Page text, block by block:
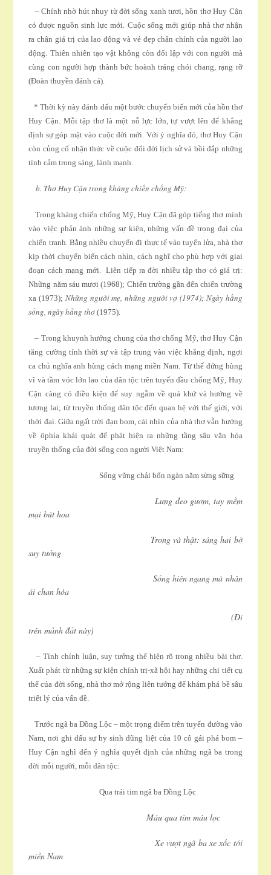
– Chính nhờ hút nhụy từ đời sống xanh tươi, hồn thơ Huy Cận
có được nguồn sinh lực mới. Cuộc sống mới giúp nhà thơ nhận
ra chân giá trị của lao động và vẻ đẹp chân chính của người lao
động. Thiên nhiên tạo vật không còn đối lập với con người mà
cùng con người hợp thành bức hoành tráng chói chang, rạng rỡ
(Ðoàn thuyền đánh cá).
* Thời kỳ này đánh dấu một bước chuyển biến mới của hồn thơ
Huy Cận. Mỗi tập thơ là một nỗ lực lớn, tự vượt lên để khẳng
định sự góp mặt vào cuộc đời mới. Với ý nghĩa đó, thơ Huy Cận
còn củng cố nhận thức về cuộc đổi đời lịch sử và bồi đắp những
tình cảm trong sáng, lành mạnh.
b. Thơ Huy Cận trong kháng chiến chống Mỹ:
Trong kháng chiến chống Mỹ, Huy Cận đã góp tiếng thơ mình
vào việc phản ánh những sự kiện, những vấn đề trọng đại của
chiến tranh. Bằng nhiều chuyến đi thực tế vào tuyến lửa, nhà thơ
kịp thời chuyển biến cách nhìn, cách nghĩ cho phù hợp với giai
đoạn cách mạng mới. Liên tiếp ra đời nhiều tập thơ có giá trị:
Những năm sáu mươi (1968); Chiến trường gần đến chiến trường
xa (1973); Những người mẹ, những người vợ (1974); Ngày hằng
sống, ngày hằng thơ (1975).
– Trong khuynh hướng chung của thơ chống Mỹ, thơ Huy Cận
tăng cường tính thời sự và tập trung vào việc khẳng định, ngợi
ca chủ nghĩa anh hùng cách mạng miền Nam. Từ thế đứng hùng
vĩ và tầm vóc lớn lao của dân tộc trên tuyến đầu chống Mỹ, Huy
Cận càng có điều kiện để suy ngẫm về quá khứ và hướng về
tương lai; từ truyền thống dân tộc đến quan hệ với thế giới, với
thời đại. Giữa ngất trời đạn bom, cái nhìn của nhà thơ vẫn hướng
về öphía khái quát để phát hiện ra những tầng sâu văn hóa
truyền thống của đời sống con người Việt Nam:
Sống vững chải bốn ngàn năm sừng sững
Lưng đeo gươm, tay mềm
mại bút hoa
Trong và thật: sáng hai bờ
suy tưởng
Sống hiên ngang mà nhân
ái chan hòa
(Ði
trên mảnh đất này)
– Tính chính luận, suy tưởng thể hiện rõ trong nhiều bài thơ.
Xuất phát từ những sự kiện chính trị-xã hội hay những chi tiết cụ
thể của đời sống, nhà thơ mở rộng liên tưởng để khám phá bề sâu
triết lý của vấn đề.
Trước ngã ba Ðồng Lộc – một trọng điểm trên tuyến đường vào
Nam, nơi ghi dấu sự hy sinh dũng liệt của 10 cô gái phá bom –
Huy Cận nghĩ đến ý nghĩa quyết định của những ngã ba trong
đời mỗi người, mỗi dân tộc:
Qua trái tim ngã ba Ðồng Lộc
Máu qua tim máu lọc
Xe vượt ngã ba xe xốc tới
miền Nam